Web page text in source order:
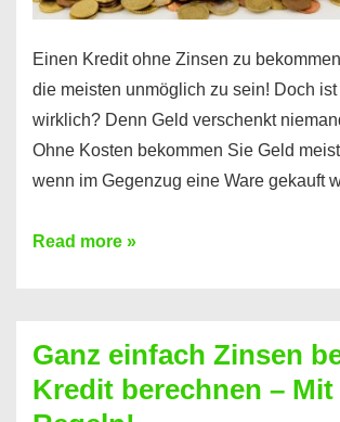
Einen Kredit ohne Zinsen zu
die meisten unmöglich zu sein! Doch
wirklich? Denn Geld verschenkt
Ohne Kosten bekommen Sie Geld
wenn im Gegenzug eine Ware gekauft
Einen
bekommen?
So
Read more »
Ganz einfach Zinsen
Kredit berechnen – Mit